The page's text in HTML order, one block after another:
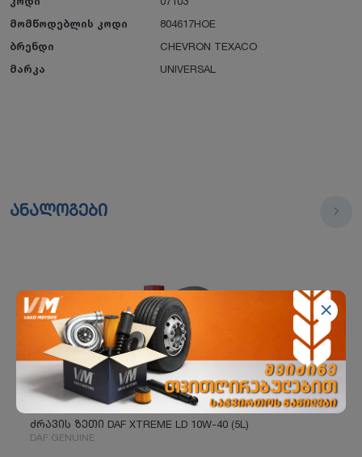
მომწოდებლის კოდი
804617HOE
ბრენდი
CHEVRON TEXACO
მარკა
UNIVERSAL
ანალოგები
ძრავის ზეთი DAF XTREME LD 10W-40 (5L)
DAF GENUINE